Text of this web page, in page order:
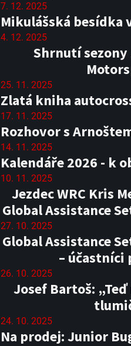
7. 12. 2025
Mikulášská besídka
4. 12. 2025
Shrnutí
25. 11. 2025
Zlatá kniha
17. 11. 2025
Rozhovor s
14. 11. 2025
Kalendáře 2026 - k
10. 11. 2025
Jezdec WRC Kris
Global Assistance
27. 10. 2025
Global Assistance
–
26. 10. 2025
Josef Bartoš:
24. 10. 2025
Na prodej: Junior